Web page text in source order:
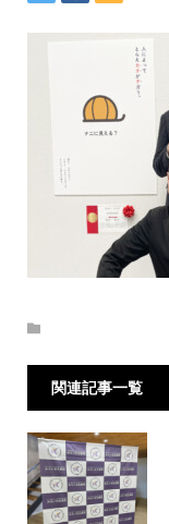
関連記事一覧